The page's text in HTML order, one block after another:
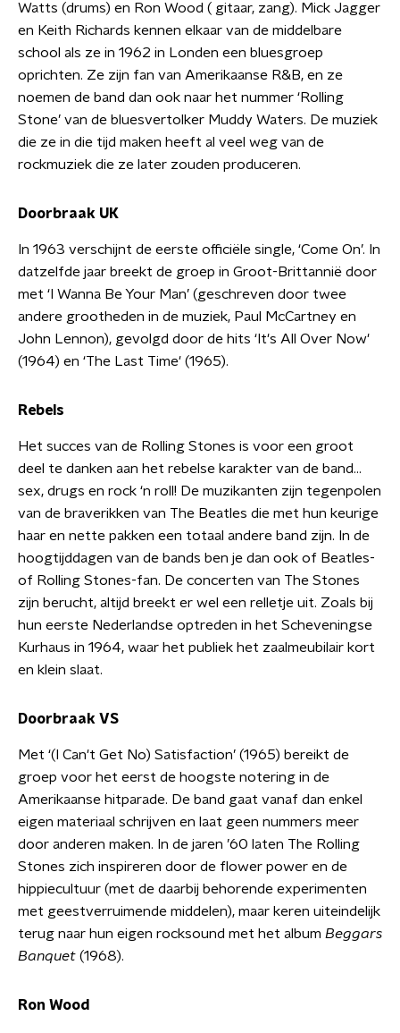
Watts (drums) en Ron Wood ( gitaar, zang). Mick Jagger
en Keith Richards kennen elkaar van de middelbare
school als ze in 1962 in Londen een bluesgroep
oprichten. Ze zijn fan van Amerikaanse R&B, en ze
noemen de band dan ook naar het nummer ‘Rolling
Stone’ van de bluesvertolker Muddy Waters. De muziek
die ze in die tijd maken heeft al veel weg van de
rockmuziek die ze later zouden produceren.
Doorbraak UK
In 1963 verschijnt de eerste officiële single, ‘Come On’. In
datzelfde jaar breekt de groep in Groot-Brittannië door
met ‘I Wanna Be Your Man’ (geschreven door twee
andere grootheden in de muziek, Paul McCartney en
John Lennon), gevolgd door de hits ‘It's All Over Now'
(1964) en ‘The Last Time' (1965).
Rebels
Het succes van de Rolling Stones is voor een groot
deel te danken aan het rebelse karakter van de band…
sex, drugs en rock ‘n roll! De muzikanten zijn tegenpolen
van de braverikken van The Beatles die met hun keurige
haar en nette pakken een totaal andere band zijn. In de
hoogtijddagen van de bands ben je dan ook of Beatles-
of Rolling Stones-fan. De concerten van The Stones
zijn berucht, altijd breekt er wel een relletje uit. Zoals bij
hun eerste Nederlandse optreden in het Scheveningse
Kurhaus in 1964, waar het publiek het zaalmeubilair kort
en klein slaat.
Doorbraak VS
Met ‘(I Can't Get No) Satisfaction’ (1965) bereikt de
groep voor het eerst de hoogste notering in de
Amerikaanse hitparade. De band gaat vanaf dan enkel
eigen materiaal schrijven en laat geen nummers meer
door anderen maken. In de jaren ’60 laten The Rolling
Stones zich inspireren door de flower power en de
hippiecultuur (met de daarbij behorende experimenten
met geestverruimende middelen), maar keren uiteindelijk
terug naar hun eigen rocksound met het album Beggars
Banquet (1968).
Ron Wood